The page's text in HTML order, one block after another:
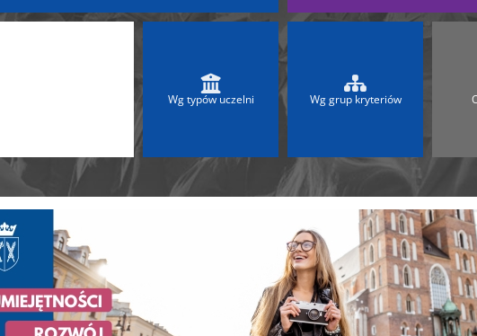
Ranking Szkół Olimpijskich
Wg typów uczelni Wg grup kryteriów